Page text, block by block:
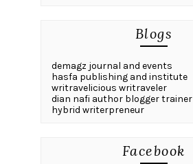
Blogs
demagz journal and events
hasfa publishing and institute
writravelicious writraveler
dian nafi author blogger trainer
hybrid writerpreneur
Facebook